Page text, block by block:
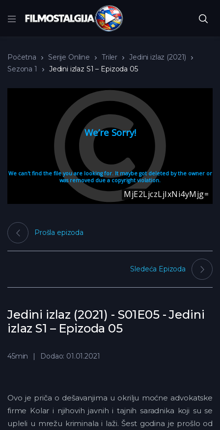
Početna Serije Online Triler
Jedini izlaz (2021)
Sezona 1
Jedini izlaz S1 – Epizoda 05
Jedini izlaz (2021) - S01E05 - Jedini
izlaz S1 – Epizoda 05
Prošla epizoda
Sledeća Epizoda
45min Dodao: 01.01.2021
Ovo je priča o dešavanjima u okrilju moćne advokatske
firme Kolar i njihovih javnih i tajnih saradnika koji su se
upleli u mrežu kriminala i laži. Šest godina je prošlo od